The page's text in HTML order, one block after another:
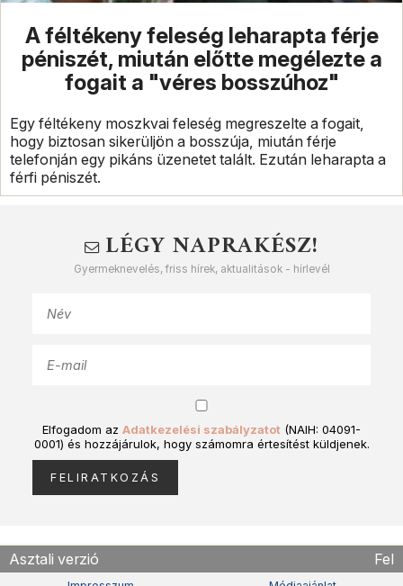
A féltékeny feleség leharapta férje
péniszét, miután előtte megélezte a
fogait a "véres bosszúhoz"
Egy féltékeny moszkvai feleség megreszelte a fogait,
hogy biztosan sikerüljön a bosszúja, miután férje
telefonján egy pikáns üzenetet talált. Ezután leharapta a
férfi péniszét.
LÉGY NAPRAKÉSZ!
Gyermeknevelés, friss hírek, aktualitások - hírlevél
Elfogadom az Adatkezelési szabályzatot (NAIH: 04091-
0001) és hozzájárulok, hogy számomra értesítést küldjenek.
Asztali verzió Fel